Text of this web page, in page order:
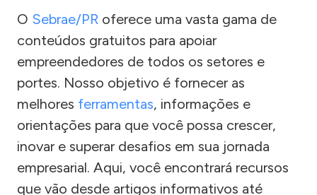
O Sebrae/PR oferece uma vasta gama de
conteúdos gratuitos para apoiar
empreendedores de todos os setores e
portes. Nosso objetivo é fornecer as
melhores ferramentas, informações e
orientações para que você possa crescer,
inovar e superar desafios em sua jornada
empresarial. Aqui, você encontrará recursos
que vão desde artigos informativos até